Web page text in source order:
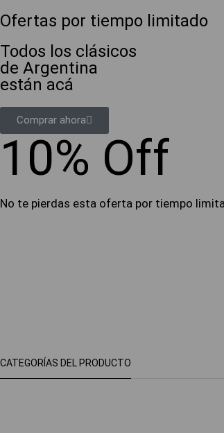
Ofertas por tiempo limitado
Todos los clásicos
de Argentina
están acá
Comprar ahora
10% Off
No te pierdas esta oferta por tiempo
CATEGORÍAS DEL PRODUCTO